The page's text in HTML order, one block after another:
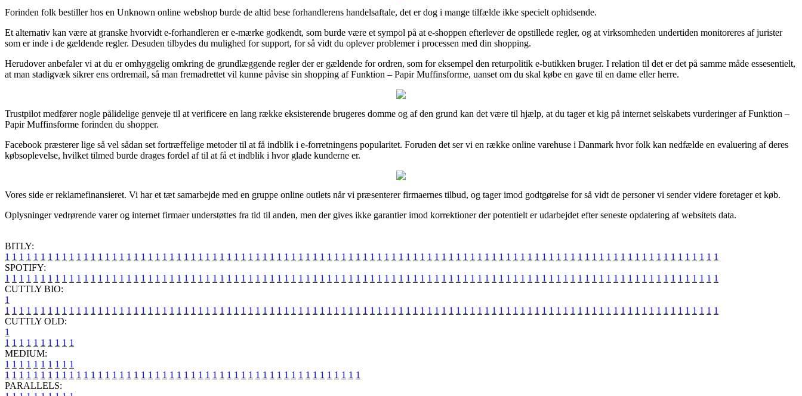
Forinden folk bestiller hos en Unknown online webshop burde de altid bese forhandlerens handelsaftale, det er dog i mange tilfælde ikke specielt ophidsende.
Et alternativ kan være at granske hvorvidt e-forhandleren er e-mærke godkendt, som burde være et sympol på at e-shoppen efterlever de opstillede regler, og at virksomheden undertiden monitoreres af jurister
som er inde i de gældende regler. Desuden tilbydes du mulighed for support, for så vidt du oplever problemer i processen med din shopping.
Herudover anbefaler vi at du er omhyggelig omkring de grundlæggende regler der er gældende for ordren, som for eksempel den returpolitik e-butikken bruger. I relation til det er det på samme måde essesentielt,
at man stadigvæk sikrer ens ordremail, så man fremadrettet vil kunne påvise sin shopping af Funktion – Papir Muffinsforme, uanset om du skal købe en gave til en dame eller herre.
Trustpilot medfører nogle pålidelige genveje til at verificere en lang række eksisterende brugeres domme og af den grund kan det være til hjælp, at du tager et kig på internet selskabets vurderinger af Funktion –
Papir Muffinsforme forinden du shopper.
Facebook præsterer lige så vel sådan set fortræffelige metoder til at få indblik i e-forretningens popularitet. Foruden det ser vi en række online varehuse i Danmark hvor folk kan nedfælde en evaluering af deres
købsoplevelse, hvilket tilmed burde drages fordel af til at få et indblik i hvor glade kunderne er.
Vores side er reklamefinansieret. Vi har et tæt samarbejde med en gruppe online outlets når vi præsenterer firmaernes tilbud, og tager imod godtgørelse for så vidt de personer vi sender videre foretager et køb.
Oplysninger vedrørende varer og internet firmaer understøttes fra tid til anden, men der gives ikke garantier imod korrektioner der potentielt er udarbejdet efter seneste opdatering af websitets data.
BITLY:
1 1 1 1 1 1 1 1 1 1 1 1 1 1 1 1 1 1 1 1 1 1 1 1 1 1 1 1 1 1 1 1 1 1 1 1 1 1 1 1 1 1 1 1 1 1 1 1 1 1 1 1 1 1 1 1 1 1 1 1 1 1 1 1 1 1 1 1 1 1 1 1 1 1 1 1 1 1 1 1 1 1 1 1 1 1 1 1 1 1 1 1 1 1 1 1 1 1 1 1
SPOTIFY:
1 1 1 1 1 1 1 1 1 1 1 1 1 1 1 1 1 1 1 1 1 1 1 1 1 1 1 1 1 1 1 1 1 1 1 1 1 1 1 1 1 1 1 1 1 1 1 1 1 1 1 1 1 1 1 1 1 1 1 1 1 1 1 1 1 1 1 1 1 1 1 1 1 1 1 1 1 1 1 1 1 1 1 1 1 1 1 1 1 1 1 1 1 1 1 1 1 1 1 1
CUTTLY BIO:
1
1 1 1 1 1 1 1 1 1 1 1 1 1 1 1 1 1 1 1 1 1 1 1 1 1 1 1 1 1 1 1 1 1 1 1 1 1 1 1 1 1 1 1 1 1 1 1 1 1 1 1 1 1 1 1 1 1 1 1 1 1 1 1 1 1 1 1 1 1 1 1 1 1 1 1 1 1 1 1 1 1 1 1 1 1 1 1 1 1 1 1 1 1 1 1 1 1 1 1 1
CUTTLY OLD:
1
1 1 1 1 1 1 1 1 1 1
MEDIUM:
1 1 1 1 1 1 1 1 1 1
1 1 1 1 1 1 1 1 1 1 1 1 1 1 1 1 1 1 1 1 1 1 1 1 1 1 1 1 1 1 1 1 1 1 1 1 1 1 1 1 1 1 1 1 1 1 1 1 1 1
PARALLELS: